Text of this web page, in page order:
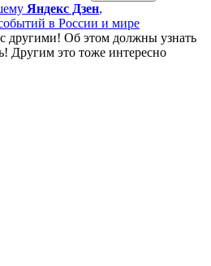
Яндекс Дзен,
в России и мире
другими! Об этом должны узнать
Другим это тоже интересно